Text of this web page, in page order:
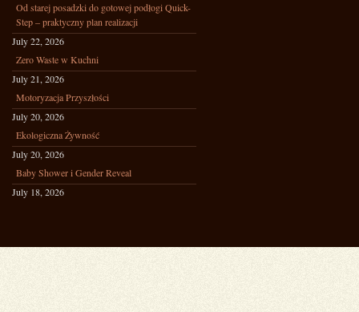
Od starej posadzki do gotowej podłogi Quick-
Step – praktyczny plan realizacji
July 22, 2026
Zero Waste w Kuchni
July 21, 2026
Motoryzacja Przyszłości
July 20, 2026
Ekologiczna Żywność
July 20, 2026
Baby Shower i Gender Reveal
July 18, 2026